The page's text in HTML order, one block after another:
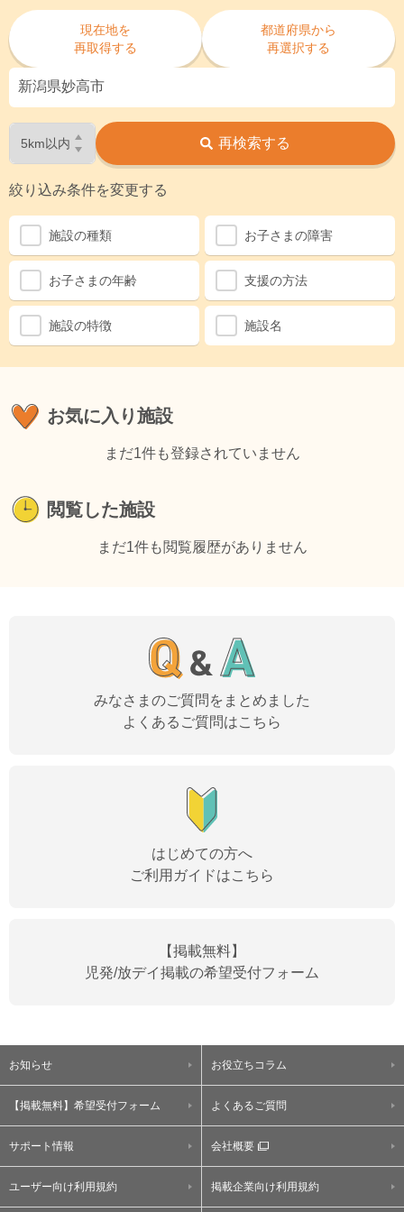
現在地を
再取得する
都道府県から
再選択する
再検索する
絞り込み条件を変更する
施設の種類 お子さまの障害
お子さまの年齢 支援の方法
施設の特徴 施設名
お気に入り施設
まだ1件も登録されていません
閲覧した施設
まだ1件も閲覧履歴がありません
みなさまのご質問をまとめました
よくあるご質問はこちら
はじめての方へ
ご利用ガイドはこちら
【掲載無料】
児発/放デイ掲載の希望受付フォーム
お知らせ お役立ちコラム
【掲載無料】希望受付フォーム よくあるご質問
サポート情報 会社概要
ユーザー向け利用規約 掲載企業向け利用規約